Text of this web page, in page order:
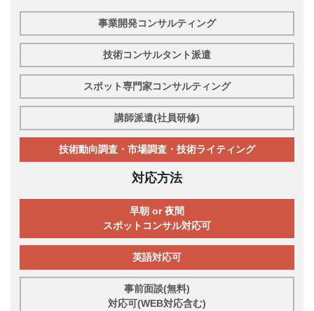
事業開発コンサルティング
技術コンサルタント派遣
スポット専門家コンサルティング
講師派遣(社員研修)
技術動向調査・市場調査・技術ライティング
対応方法
早朝 or 夜間
スポットコンサル対応可
英語対応可
事前面談(無料)
対応可(WEB対応含む)